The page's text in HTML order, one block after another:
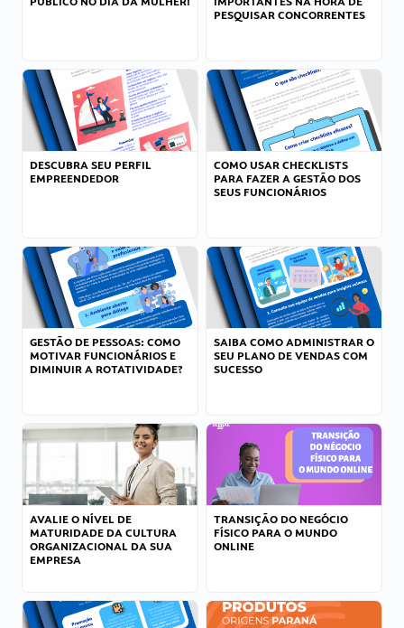
PESQUISAR CONCORRENTES
DESCUBRA SEU PERFIL
EMPREENDEDOR
COMO USAR CHECKLISTS
PARA FAZER A GESTÃO DOS
SEUS FUNCIONÁRIOS
GESTÃO DE PESSOAS: COMO
MOTIVAR FUNCIONÁRIOS E
DIMINUIR A ROTATIVIDADE?
SAIBA COMO ADMINISTRAR O
SEU PLANO DE VENDAS COM
SUCESSO
AVALIE O NÍVEL DE
MATURIDADE DA CULTURA
ORGANIZACIONAL DA SUA
EMPRESA
TRANSIÇÃO DO NEGÓCIO
FÍSICO PARA O MUNDO
ONLINE